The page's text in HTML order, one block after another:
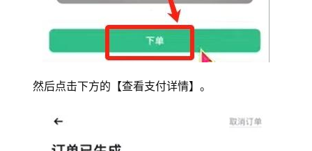
然后点击下方的【查看支付详情】。